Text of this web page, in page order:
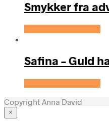
Smykker fra
Safina – Guld
Copyright Anna David
×